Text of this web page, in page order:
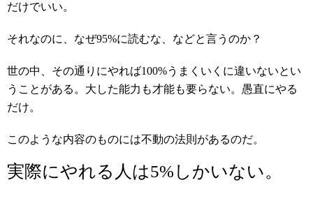
だけでいい。
それなのに、なぜ95%に読むな、などと言うのか？
世の中、その通りにやれば100%うまくいくに違いないとい
うことがある。大した能力も才能も要らない。愚直にやる
だけ。
このような内容のものには不動の法則があるのだ。
実際にやれる人は5%しかいない。